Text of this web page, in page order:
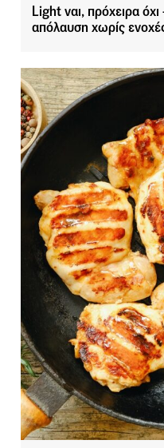
Light ναι, πρόχειρα
απόλαυση χωρίς